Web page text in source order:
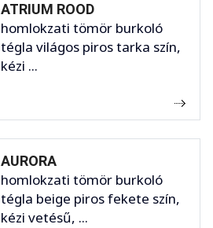
ATRIUM ROOD
homlokzati tömör burkoló
tégla világos piros tarka szín,
kézi ...
AURORA
homlokzati tömör burkoló
tégla beige piros fekete szín,
kézi vetésű, ...